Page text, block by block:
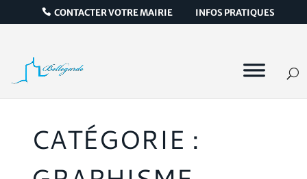
CONTACTER VOTRE MAIRIE INFOS PRATIQUES
CATÉGORIE :